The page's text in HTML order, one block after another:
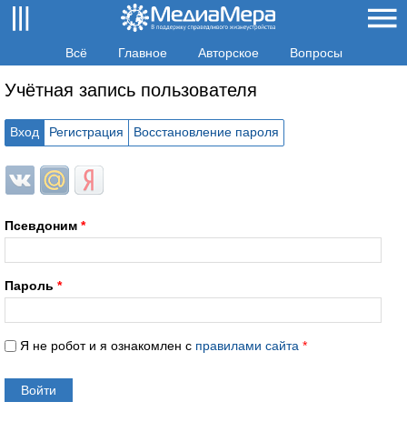
Всё Главное Авторское Вопросы
Учётная запись пользователя
Вход Регистрация Восстановление пароля
Login with ВКонтакте
Login with Mail.ru
Login with Яндекс
Псевдоним *
Пароль *
Я не робот и я ознакомлен с правилами сайта *